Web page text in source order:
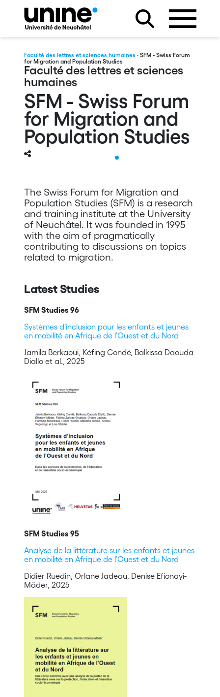
Faculté des lettres et sciences humaines · SFM - Swiss Forum
for Migration and Population Studies
Faculté des lettres et sciences
humaines
SFM - Swiss Forum
for Migration and
Population Studies
Teaching
The Swiss Forum for Migration and
Population Studies (SFM) is a research
and training institute at the University
of Neuchâtel. It was founded in 1995
with the aim of pragmatically
contributing to discussions on topics
related to migration.
Latest Studies
SFM Studies 96
Systèmes d’inclusion pour les enfants et jeunes
en mobilité en Afrique de l’Ouest et du Nord
Jamila Berkaoui, Kéfing Condé, Balkissa Daouda
Diallo et al., 2025
SFM Studies 95
Analyse de la littérature sur les enfants et jeunes
en mobilité en Afrique de l’Ouest et du Nord
Didier Ruedin, Orlane Jadeau, Denise Efionayi-
Mäder, 2025